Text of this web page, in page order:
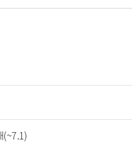
(~7.1)